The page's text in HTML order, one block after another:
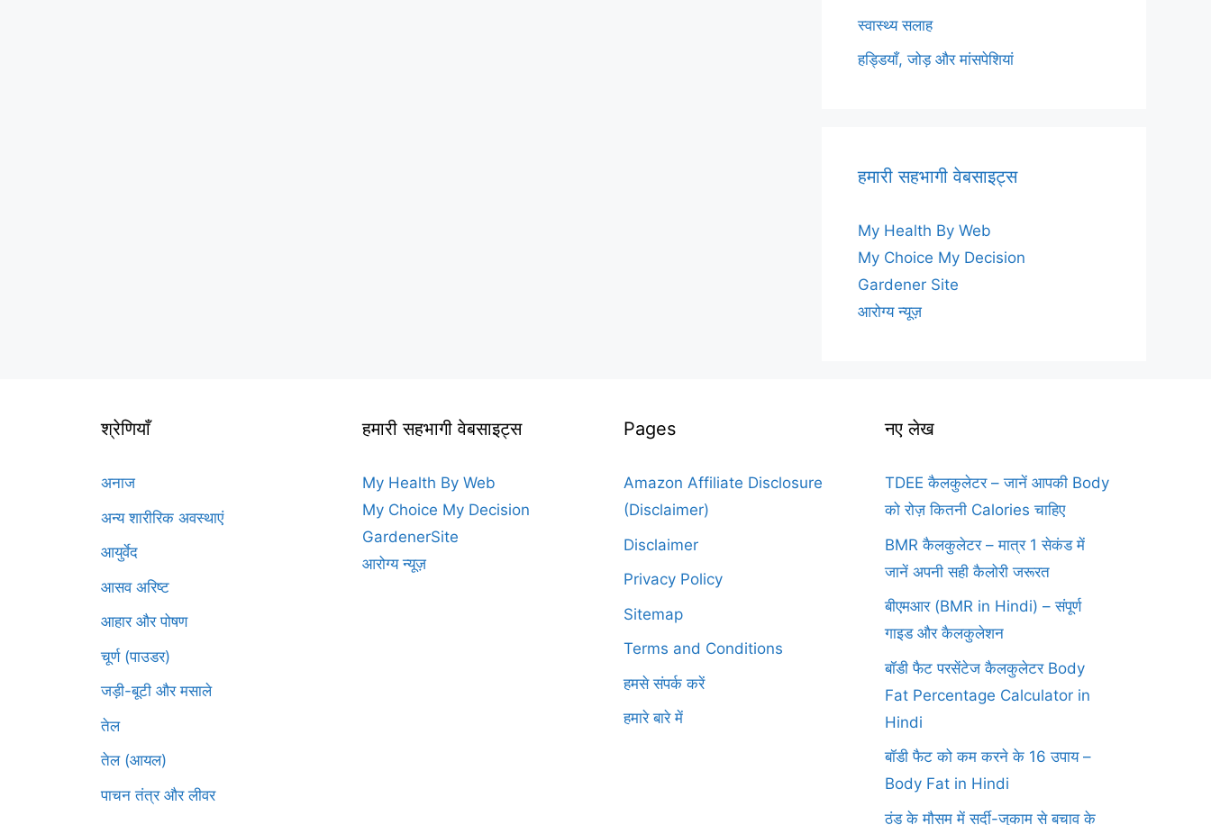
स्वास्थ्य सलाह
हड्डियाँ, जोड़ और मांसपेशियां
हमारी सहभागी वेबसाइट्स
My Health By Web
My Choice My Decision
Gardener Site
आरोग्य न्यूज़
श्रेणियाँ
अनाज
अन्य शारीरिक अवस्थाएं
आयुर्वेद
आसव अरिष्ट
आहार और पोषण
चूर्ण (पाउडर)
जड़ी-बूटी और मसाले
तेल
तेल (आयल)
पाचन तंत्र और लीवर
हमारी सहभागी वेबसाइट्स
My Health By Web
My Choice My Decision
GardenerSite
आरोग्य न्यूज़
Pages
Amazon Affiliate Disclosure
(Disclaimer)
Disclaimer
Privacy Policy
Sitemap
Terms and Conditions
हमसे संपर्क करें
हमारे बारे में
नए लेख
TDEE कैलकुलेटर – जानें आपकी Body
को रोज़ कितनी Calories चाहिए
BMR कैलकुलेटर – मात्र 1 सेकंड में
जानें अपनी सही कैलोरी जरूरत
बीएमआर (BMR in Hindi) – संपूर्ण
गाइड और कैलकुलेशन
बॉडी फैट परसेंटेज कैलकुलेटर Body
Fat Percentage Calculator in
Hindi
बॉडी फैट को कम करने के 16 उपाय –
Body Fat in Hindi
ठंड के मौसम में सर्दी-जुकाम से बचाव के